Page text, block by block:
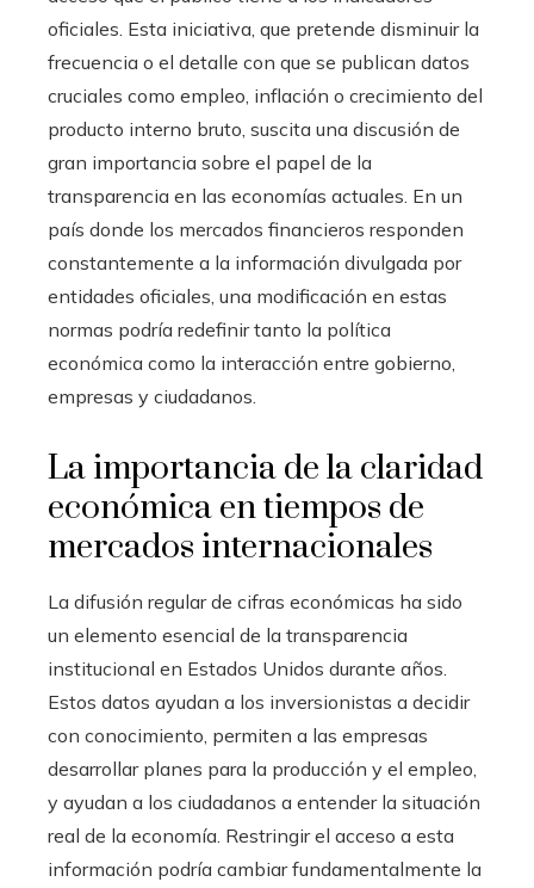
oficiales. Esta iniciativa, que pretende disminuir la
frecuencia o el detalle con que se publican datos
cruciales como empleo, inflación o crecimiento del
producto interno bruto, suscita una discusión de
gran importancia sobre el papel de la
transparencia en las economías actuales. En un
país donde los mercados financieros responden
constantemente a la información divulgada por
entidades oficiales, una modificación en estas
normas podría redefinir tanto la política
económica como la interacción entre gobierno,
empresas y ciudadanos.
La importancia de la claridad
económica en tiempos de
mercados internacionales
La difusión regular de cifras económicas ha sido
un elemento esencial de la transparencia
institucional en Estados Unidos durante años.
Estos datos ayudan a los inversionistas a decidir
con conocimiento, permiten a las empresas
desarrollar planes para la producción y el empleo,
y ayudan a los ciudadanos a entender la situación
real de la economía. Restringir el acceso a esta
información podría cambiar fundamentalmente la